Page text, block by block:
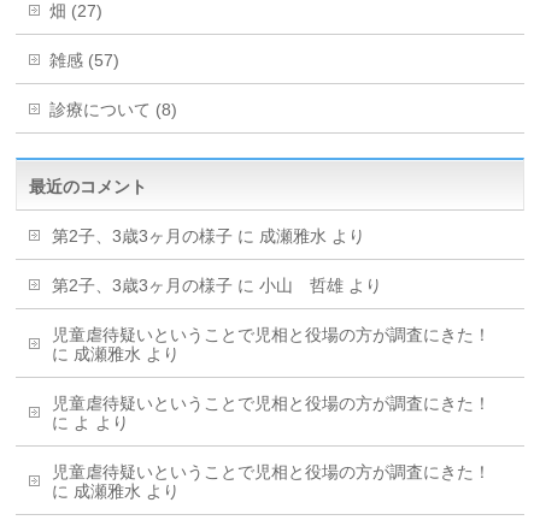
畑 (27)
雑感 (57)
診療について (8)
最近のコメント
第2子、3歳3ヶ月の様子 に 成瀬雅水 より
第2子、3歳3ヶ月の様子 に小山 哲雄 より
児童虐待疑いということで児相と役場の方が調査にきた！
に 成瀬雅水 より
児童虐待疑いということで児相と役場の方が調査にきた！
に よ より
児童虐待疑いということで児相と役場の方が調査にきた！
に 成瀬雅水 より